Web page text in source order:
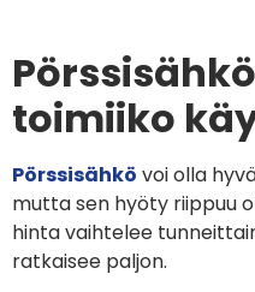
toimiiko
Pörssisähkö voi olla
mutta sen hyöty riippuu
hinta vaihtelee
ratkaisee paljon.